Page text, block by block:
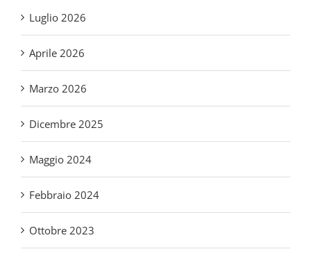
Aprile 2026
Marzo 2026
Febbraio 2024